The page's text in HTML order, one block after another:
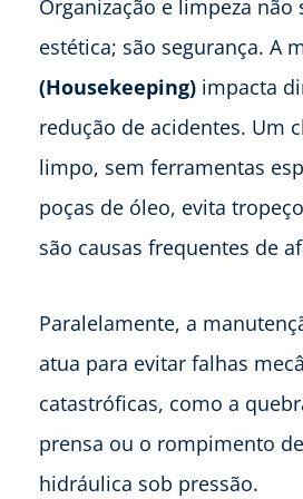
Organização e limpeza não
estética; são segurança. A
(Housekeeping) impacta
redução de acidentes. Um
limpo, sem ferramentas
poças de óleo, evita
são causas frequentes de
Paralelamente, a
atua para evitar falhas
catastróficas, como a
prensa ou o rompimento
hidráulica sob pressão.